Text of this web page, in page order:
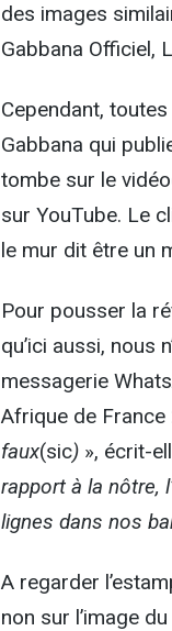
des images
Gabbana Officiel,
Cependant, toutes
Gabbana qui
tombe sur le
sur YouTube. Le
le mur dit être un
Pour pousser la
qu’ici aussi, nous
messagerie
Afrique de France
faux(sic)», écrit-
rapport à la nôtre,
lignes dans nos
A regarder
non sur l’image